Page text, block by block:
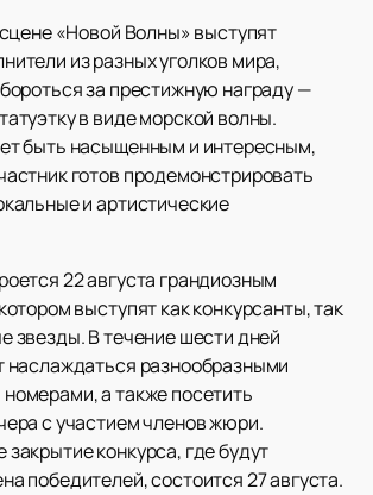
«Новой Волны» выступят
из разных уголков мира,
за престижную награду —
в виде морской волны.
быть насыщенным и интересным,
готов продемонстрировать
и артистические
22 августа грандиозным
выступят как конкурсанты, так
звезды. В течение шести дней
наслаждаться разнообразными
а также посетить
с участием членов жюри.
конкурса, где будут
победителей, состоится 27 августа.